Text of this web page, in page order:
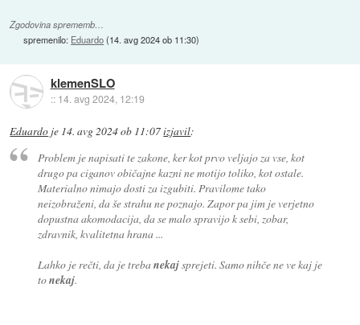
Zgodovina sprememb…
spremenilo: Eduardo(14. avg 2024 ob 11:30)
klemenSLO
:: 14. avg 2024, 12:19
Eduardo je 14. avg 2024 ob 11:07izjavil:
Problem je napisati te zakone, ker kot prvo veljajo za vse, kot
drugo pa ciganov običajne kazni ne motijo toliko, kot ostale.
Materialno nimajo dosti za izgubiti. Pravilome tako
neizobraženi, da še strahu ne poznajo. Zapor pa jim je verjetno
dopustna akomodacija, da se malo spravijo k sebi, zobar,
zdravnik, kvalitetna hrana ...
Lahko je rečti, da je trebanekajsprejeti. Samo nihče ne ve kaj je
tonekaj.